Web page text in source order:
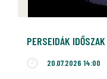
PERSEIDÁK
20.07.2026 14:00